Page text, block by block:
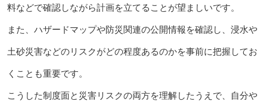
料などで確認しながら計画を立てることが望ましいです。
また、ハザードマップや防災関連の公開情報を確認し、浸水や
土砂災害などのリスクがどの程度あるのかを事前に把握してお
くことも重要です。
こうした制度面と災害リスクの両方を理解したうえで、自分や